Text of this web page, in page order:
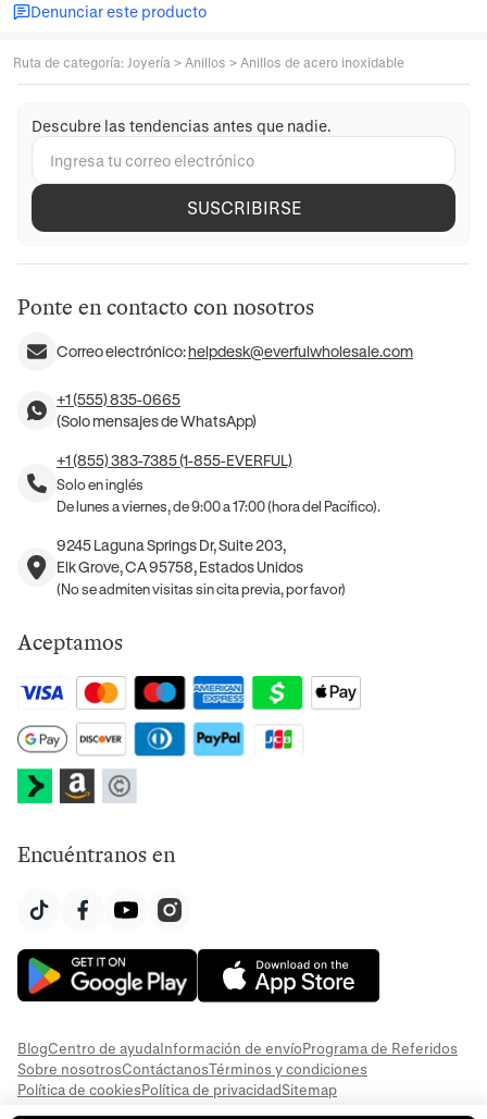
Denunciar este producto
Ruta de categoría: Joyería > Anillos > Anillos de acero inoxidable
Descubre las tendencias antes que nadie.
SUSCRIBIRSE
Ponte en contacto con nosotros
Correo electrónico:helpdesk@everfulwholesale.com
+1 (555) 835-0665
(Solo mensajes de WhatsApp)
+1 (855) 383-7385 (1-855-EVERFUL)
Solo en inglés
De lunes a viernes, de 9:00 a 17:00 (hora del Pacífico).
9245 Laguna Springs Dr, Suite 203,
Elk Grove, CA 95758, Estados Unidos
(No se admiten visitas sin cita previa, por favor)
Aceptamos
Encuéntranos en
BlogCentro de ayudaInformación de envíoPrograma de Referidos
Sobre nosotrosContáctanosTérminos y condiciones
Política de cookiesPolítica de privacidadSitemap